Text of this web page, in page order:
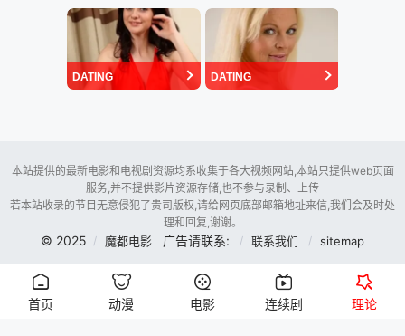
DATING DATING
本站提供的最新电影和电视剧资源均系收集于各大视频网站,本站只提供web页面
服务,并不提供影片资源存储,也不参与录制、上传
若本站收录的节目无意侵犯了贵司版权,请给网页底部邮箱地址来信,我们会及时处
理和回复,谢谢。
© 2025 魔都电影 广告请联系: 联系我们 sitemap
首页 动漫 电影 连续剧
理论